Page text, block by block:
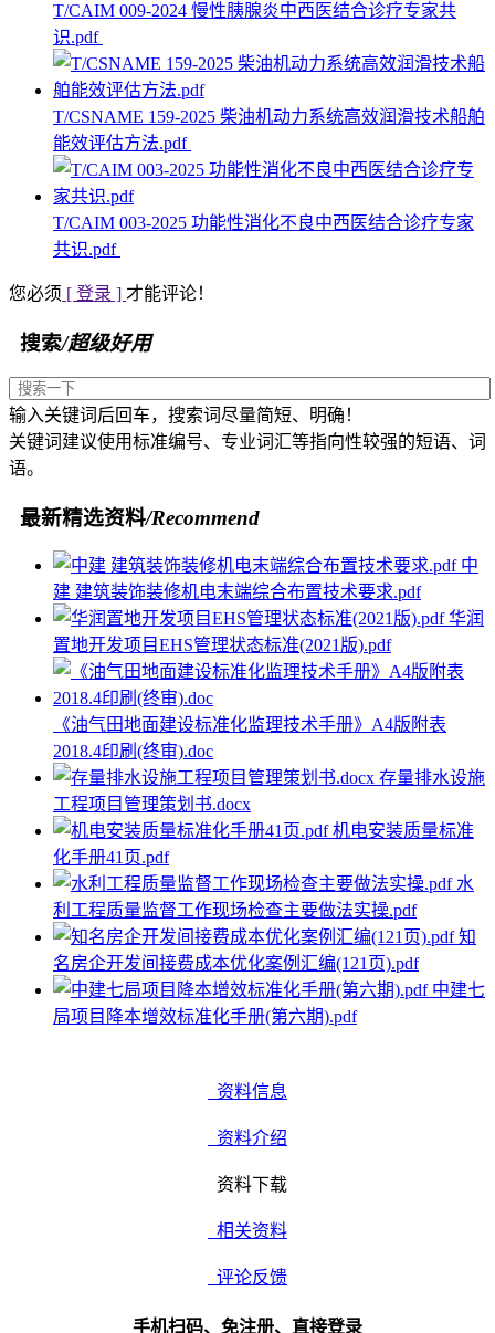
T/CAIM 009-2024 慢性胰腺炎中西医结合诊疗专家共
识.pdf
T/CSNAME 159-2025 柴油机动力系统高效润滑技术船舶
能效评估方法.pdf
T/CAIM 003-2025 功能性消化不良中西医结合诊疗专家
共识.pdf
您必须 [ 登录 ] 才能评论！
搜索/超级好用
输入关键词后回车，搜索词尽量简短、明确！
关键词建议使用标准编号、专业词汇等指向性较强的短语、词
语。
最新精选资料/Recommend
中
建 建筑装饰装修机电末端综合布置技术要求.pdf
华润
置地开发项目EHS管理状态标准(2021版).pdf
《油气田地面建设标准化监理技术手册》A4版附表
2018.4印刷(终审).doc
存量排水设施
工程项目管理策划书.docx
机电安装质量标准
化手册41页.pdf
水
利工程质量监督工作现场检查主要做法实操.pdf
知
名房企开发间接费成本优化案例汇编(121页).pdf
中建七
局项目降本增效标准化手册(第六期).pdf
资料信息
资料介绍
资料下载
相关资料
评论反馈
手机扫码、免注册、直接登录